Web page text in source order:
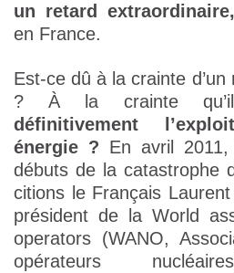
un retard extraordinaire,
en France.
Est-ce dû à la crainte d’un
? À la crainte
définitivement
énergie ? En avril
débuts de la catastrophe
citions le Français
président de la World
operators (WANO,
opérateurs